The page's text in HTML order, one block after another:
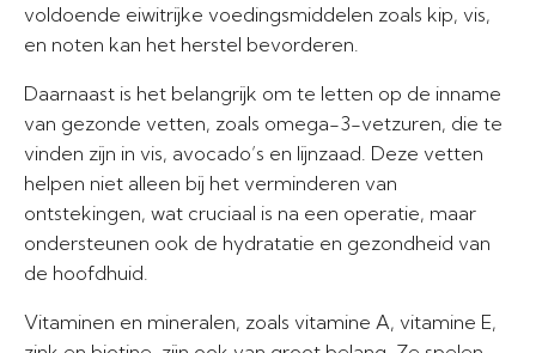
voldoende eiwitrijke voedingsmiddelen zoals kip, vis,
en noten kan het herstel bevorderen.
Daarnaast is het belangrijk om te letten op de inname
van gezonde vetten, zoals omega-3-vetzuren, die te
vinden zijn in vis, avocado’s en lijnzaad. Deze vetten
helpen niet alleen bij het verminderen van
ontstekingen, wat cruciaal is na een operatie, maar
ondersteunen ook de hydratatie en gezondheid van
de hoofdhuid.
Vitaminen en mineralen, zoals vitamine A, vitamine E,